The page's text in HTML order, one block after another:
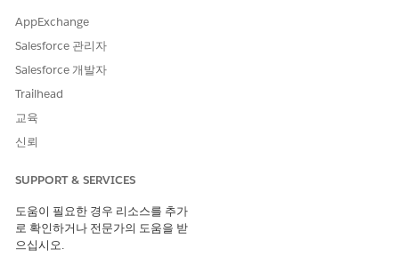
스프린트 완료 상태 구성
스프린트가 완료되었음을 나타내는 상태 값을 추가합니다.
AppExchange
Salesforce 관리자
Salesforce 개발자
Trailhead
교육
신뢰
SUPPORT & SERVICES
도움이 필요한 경우 리소스를 추가
로 확인하거나 전문가의 도움을 받
으십시오.